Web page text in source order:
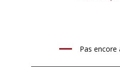
Pas encore